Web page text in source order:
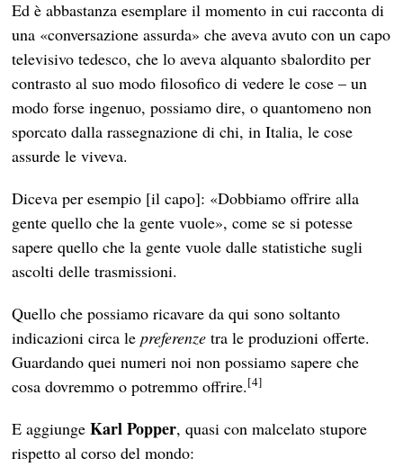
Ed è abbastanza esemplare il momento in cui racconta di
una «conversazione assurda» che aveva avuto con un capo
televisivo tedesco, che lo aveva alquanto sbalordito per
contrasto al suo modo filosofico di vedere le cose – un
modo forse ingenuo, possiamo dire, o quantomeno non
sporcato dalla rassegnazione di chi, in Italia, le cose
assurde le viveva.
Diceva per esempio [il capo]: «Dobbiamo offrire alla
gente quello che la gente vuole», come se si potesse
sapere quello che la gente vuole dalle statistiche sugli
ascolti delle trasmissioni.
Quello che possiamo ricavare da qui sono soltanto
indicazioni circa lepreferenze tra le produzioni offerte.
Guardando quei numeri noi non possiamo sapere che
cosa dovremmo o potremmo offrire.[4]
E aggiungeKarl Popper, quasi con malcelato stupore
rispetto al corso del mondo: